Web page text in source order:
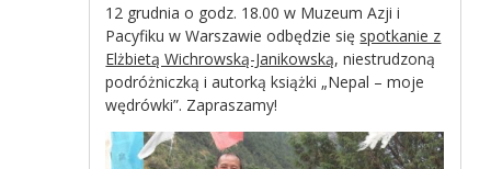
12 grudnia o godz. 18.00 w Muzeum Azji i
Pacyfiku w Warszawie odbędzie się spotkanie z
Elżbietą Wichrowską-Janikowską, niestrudzoną
podróżniczką i autorką książki „Nepal – moje
wędrówki”. Zapraszamy!